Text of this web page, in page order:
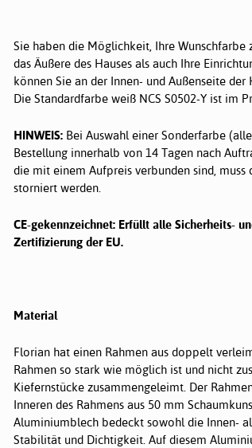
Sie haben die Möglichkeit, Ihre Wunschfarbe
das Äußere des Hauses als auch Ihre
können Sie an der Innen- und Außenseite
Die Standardfarbe weiß NCS S0502-Y ist im
HINWEIS: Bei Auswahl einer Sonderfarbe
Bestellung innerhalb von 14 Tagen nach
die mit einem Aufpreis verbunden sind,
storniert werden.
CE-gekennzeichnet: Erfüllt alle Sicherheits-
Zertifizierung der EU.
Material
Florian hat einen Rahmen aus doppelt
Rahmen so stark wie möglich ist und nicht
Kiefernstücke zusammengeleimt. Der
Inneren des Rahmens aus 50 mm
Aluminiumblech bedeckt sowohl die Innen-
Stabilität und Dichtigkeit. Auf diesem